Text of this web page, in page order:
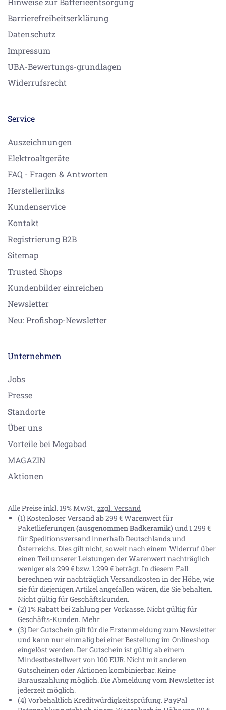
Barrierefreiheitserklärung
Datenschutz
Impressum
UBA-Bewertungs-grundlagen
Widerrufsrecht
Service
Auszeichnungen
Elektroaltgeräte
FAQ - Fragen & Antworten
Herstellerlinks
Kundenservice
Kontakt
Registrierung B2B
Sitemap
Trusted Shops
Kundenbilder einreichen
Newsletter
Neu: Profishop-Newsletter
Unternehmen
Jobs
Presse
Standorte
Über uns
Vorteile bei Megabad
MAGAZIN
Aktionen
Alle Preise inkl. 19% MwSt., zzgl. Versand
(1) Kostenloser Versand ab 299 € Warenwert für
Paketlieferungen(ausgenommen Badkeramik) und 1.299 €
für Speditionsversand innerhalb Deutschlands und
Österreichs. Dies gilt nicht, soweit nach einem Widerruf über
einen Teil unserer Leistungen der Warenwert nachträglich
weniger als 299 € bzw. 1.299 € beträgt. In diesem Fall
berechnen wir nachträglich Versandkosten in der Höhe, wie
sie für diejenigen Artikel angefallen wären, die Sie behalten.
Nicht gültig für Geschäftskunden.
(2) 1% Rabatt bei Zahlung per Vorkasse. Nicht gültig für
Geschäfts-Kunden.Mehr
(3) Der Gutschein gilt für die Erstanmeldung zum Newsletter
und kann nur einmalig bei einer Bestellung im Onlineshop
eingelöst werden. Der Gutschein ist gültig ab einem
Mindestbestellwert von 100 EUR. Nicht mit anderen
Gutscheinen oder Aktionen kombinierbar. Keine
Barauszahlung möglich. Die Abmeldung vom Newsletter ist
jederzeit möglich.
(4) Vorbehaltlich Kreditwürdigkeitsprüfung. PayPal